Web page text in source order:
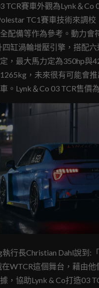
TCR賽車外觀為Lynk＆Co
TC1賽車技術來調
配備等作為參考。動力會
四缸渦輪增壓引擎，搭配六
，最大馬力定為350hp與
，未來很有可能會
。Lynk＆Co 03 TCR售價
執行長Christian Dahl說到:
WTCR這個舞台，藉由他
，協助Lynk & Co打造03